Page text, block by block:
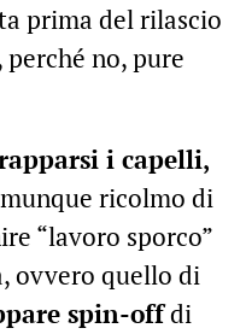
prima del rilascio
no, pure
i capelli,
ricolmo di
“lavoro sporco”
ovvero quello di
spin-offdi